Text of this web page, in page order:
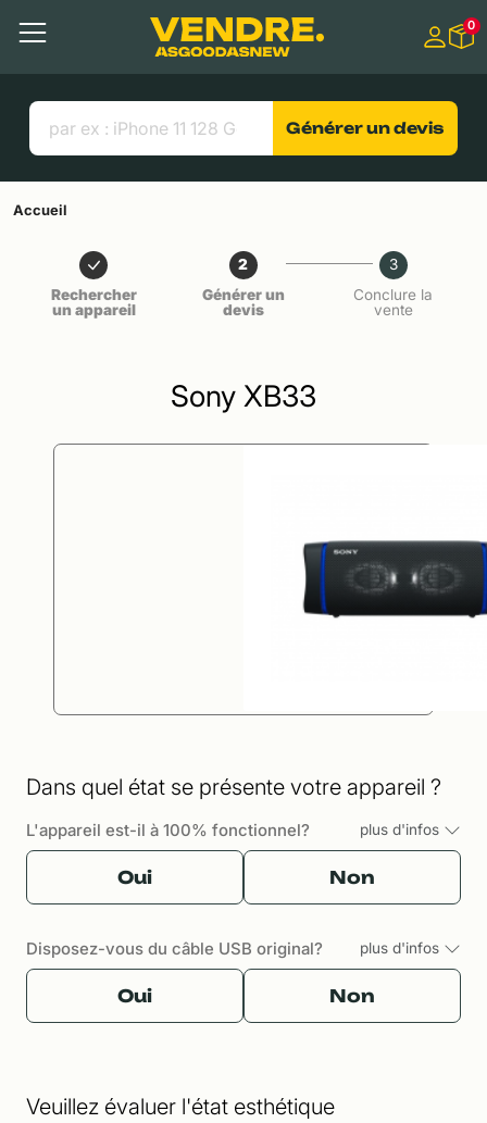
Contenu principal
Menu
Liens utiles
0
Générer un devis
Accueil
Rechercher
un appareil
2
Générer un
devis
3
Conclure la
vente
Sony XB33
Dans quel état se présente votre appareil ?
L'appareil est-il à 100% fonctionnel? plus d'infos
Oui Non
Disposez-vous du câble USB original? plus d'infos
Oui Non
Veuillez évaluer l'état esthétique